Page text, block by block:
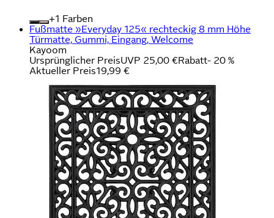
+
Farben
Fußmatte »Everyday 125« rechteckig 8 mm Höhe
Türmatte, Gummi, Eingang, Welcome
Kayoom
Ursprünglicher PreisUVP 25,00 €Rabatt- 20 %
Aktueller Preis19,99 €